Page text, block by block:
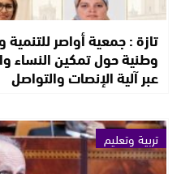
تازة : جمعية أواصر للتنمية
وطنية حول تمكين النساء
عبر آلية الإنصات والتواصل
تربية وتعليم